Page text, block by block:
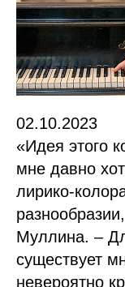
02.10.2023
«Идея этого
мне давно
лирико-
Муллина. –
существует
невероятно